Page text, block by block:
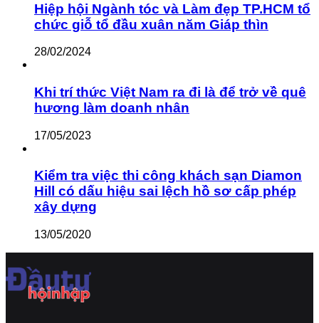
Hiệp hội Ngành tóc và Làm đẹp TP.HCM tổ
chức giỗ tổ đầu xuân năm Giáp thìn
28/02/2024
Khi trí thức Việt Nam ra đi là để trở về quê
hương làm doanh nhân
17/05/2023
Kiểm tra việc thi công khách sạn Diamon
Hill có dấu hiệu sai lệch hồ sơ cấp phép
xây dựng
13/05/2020